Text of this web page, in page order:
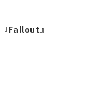
Fallout』